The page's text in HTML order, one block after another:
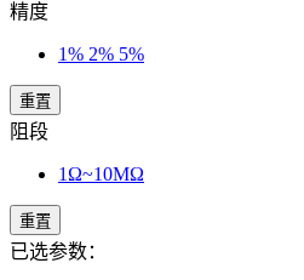
精度
1% 2% 5%
重置
阻段
1Ω~10MΩ
重置
已选参数：